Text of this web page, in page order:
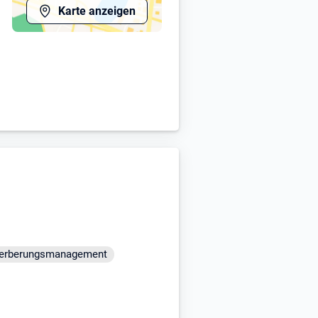
zu vereinbaren, damit sparen
Es ist natürlich auch
Karte anzeigen